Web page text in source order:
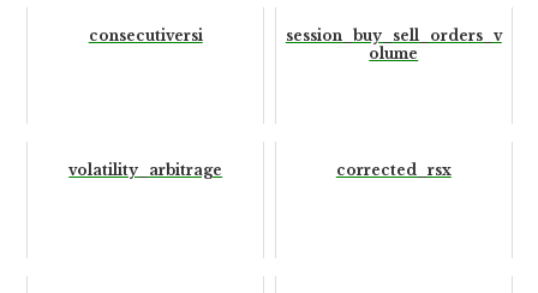
consecutiversi
session_buy_sell_orders_v
olume
volatility_arbitrage corrected_rsx